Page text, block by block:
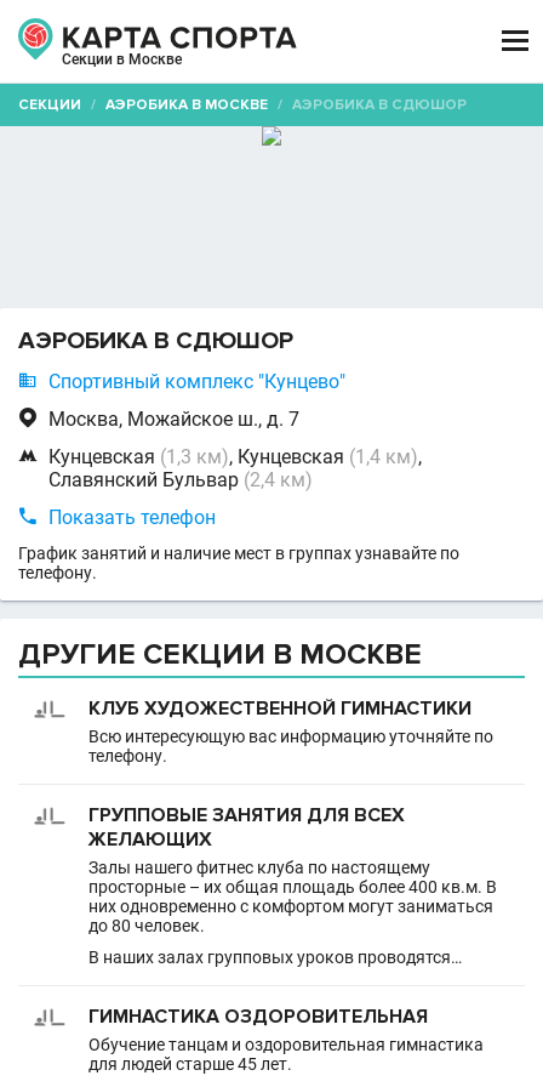
Секции в Москве

СЕКЦИИ / АЭРОБИКА В МОСКВЕ / АЭРОБИКА В СДЮШОР
АЭРОБИКА В СДЮШОР
 Спортивный комплекс "Кунцево"
 Москва, Можайское ш., д. 7
 Кунцевская (1,3 км), Кунцевская (1,4 км),
Славянский Бульвар (2,4 км)
 Показать телефон
График занятий и наличие мест в группах узнавайте по
телефону.
ДРУГИЕ СЕКЦИИ В МОСКВЕ
КЛУБ ХУДОЖЕСТВЕННОЙ ГИМНАСТИКИ
Всю интересующую вас информацию уточняйте по
телефону.
ГРУППОВЫЕ ЗАНЯТИЯ ДЛЯ ВСЕХ
ЖЕЛАЮЩИХ
Залы нашего фитнес клуба по настоящему
просторные – их общая площадь более 400 кв.м. В
них одновременно с комфортом могут заниматься
до 80 человек.
В наших залах групповых уроков проводятся…
ГИМНАСТИКА ОЗДОРОВИТЕЛЬНАЯ
Обучение танцам и оздоровительная гимнастика
для людей старше 45 лет.